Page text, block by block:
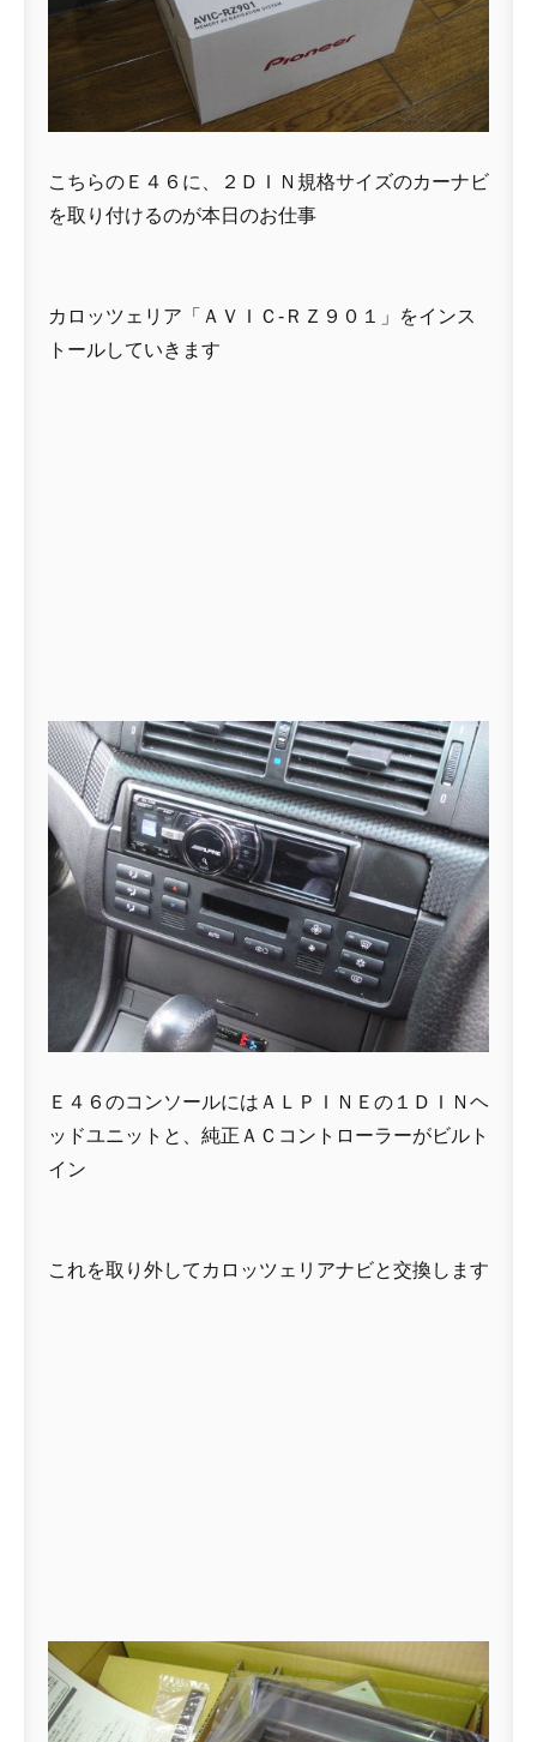
こちらのＥ４６に、２ＤＩＮ規格サイズのカーナビ
を取り付けるのが本日のお仕事
カロッツェリア「ＡＶＩＣ-ＲＺ９０１」をインス
トールしていきます
Ｅ４６のコンソールにはＡＬＰＩＮＥの１ＤＩＮヘ
ッドユニットと、純正ＡＣコントローラーがビルト
イン
これを取り外してカロッツェリアナビと交換します